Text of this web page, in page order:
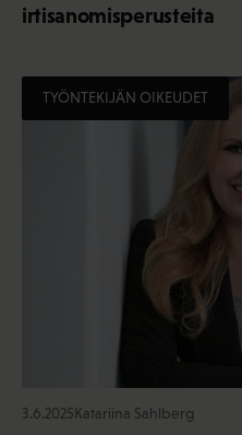
irtisanomisperusteita
TYÖNTEKIJÄN OIKEUDET
3.6.2025Katariina Sahlberg